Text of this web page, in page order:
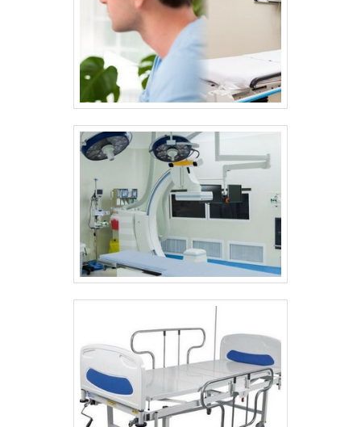
atender todas as demandas, tudo para se
certificar que se tenha manutenção de
equipamentos médicos com
assertividade.Há muitas maneiras eficientes
de uma empresa demonstrar competência,
excelência e destaque em sua área de
atuação. A Inocsom Comércio e Manutenção
Técnica Hospitalar se mostra referência por
ter: Soluções para manutenção em
equipamentos médicos e hospitalares;
Profissionais com vasta experiência na área
de atuação; Sala de treinamento com
materiais sofisticados; Comprometimento
com o resultado dos clientes.Sem perder o
médicos, sempre deve-se buscar uma
empresa que tenha produtos e serviços com
ótima qualidade e precisão, pontos
importantes que ficam de fora no
planejamento de empresas que visam
apenas o lucro, deixando a desejar nos